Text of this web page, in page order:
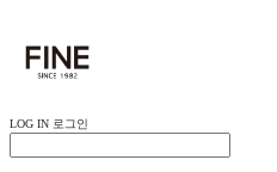
LOG IN 로그인